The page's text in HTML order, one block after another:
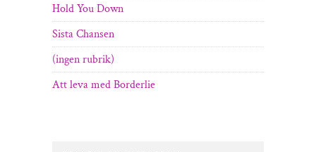
Hold You Down
Sista Chansen
(ingen rubrik)
Att leva med Borderlie